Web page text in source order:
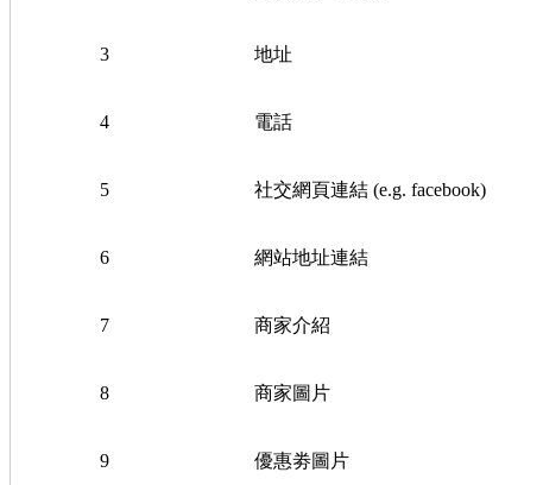
3 地址
4 電話
5 社交網頁連結 (e.g. facebook)
6 網站地址連結
7 商家介紹
8 商家圖片
9 優惠劵圖片